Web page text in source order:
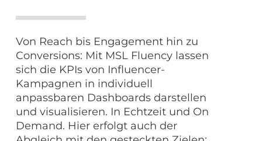
Von Reach bis Engagement hin zu
Conversions: Mit MSL Fluency lassen
sich die KPIs von Influencer-
Kampagnen in individuell
anpassbaren Dashboards darstellen
und visualisieren. In Echtzeit und On
Demand. Hier erfolgt auch der